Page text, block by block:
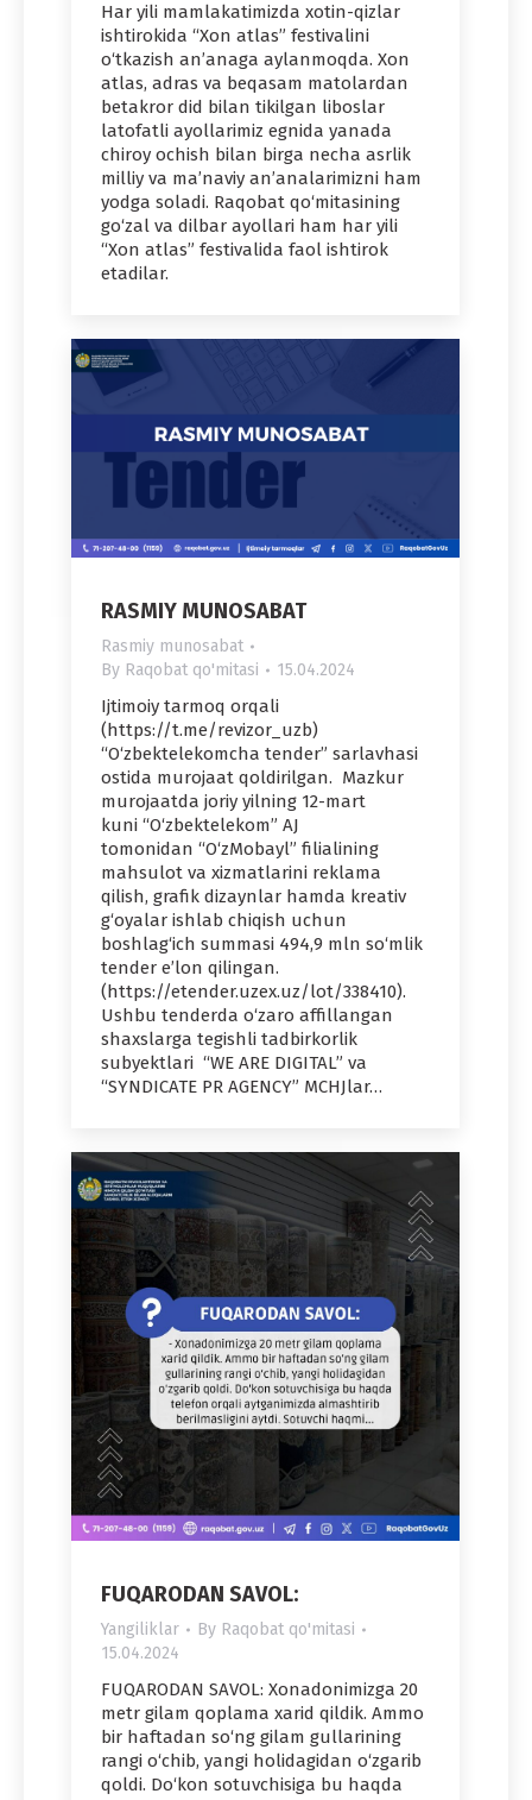
Har yili mamlakatimizda xotin-qizlar
ishtirokida “Xon atlas” festivalini
o‘tkazish an’anaga aylanmoqda. Xon
atlas, adras va beqasam matolardan
betakror did bilan tikilgan liboslar
latofatli ayollarimiz egnida yanada
chiroy ochish bilan birga necha asrlik
milliy va ma’naviy an’analarimizni ham
yodga soladi. Raqobat qo‘mitasining
go‘zal va dilbar ayollari ham har yili
“Xon atlas” festivalida faol ishtirok
etadilar.
RASMIY MUNOSABAT
Rasmiy munosabat
By Raqobat qo'mitasi 15.04.2024
Ijtimoiy tarmoq orqali
(https://t.me/revizor_uzb)
“O‘zbektelekomcha tender” sarlavhasi
ostida murojaat qoldirilgan. Mazkur
murojaatda joriy yilning 12-mart
kuni “O‘zbektelekom” AJ
tomonidan “O‘zMobayl” filialining
mahsulot va xizmatlarini reklama
qilish, grafik dizaynlar hamda kreativ
g‘oyalar ishlab chiqish uchun
boshlag‘ich summasi 494,9 mln so‘mlik
tender e’lon qilingan.
(https://etender.uzex.uz/lot/338410).
Ushbu tenderda o‘zaro affillangan
shaxslarga tegishli tadbirkorlik
subyektlari “WE ARE DIGITAL” va
“SYNDICATE PR AGENCY” MCHJlar…
FUQARODAN SAVOL:
Yangiliklar By Raqobat qo'mitasi
15.04.2024
FUQARODAN SAVOL: Xonadonimizga 20
metr gilam qoplama xarid qildik. Ammo
bir haftadan so‘ng gilam gullarining
rangi o‘chib, yangi holidagidan o‘zgarib
qoldi. Do‘kon sotuvchisiga bu haqda